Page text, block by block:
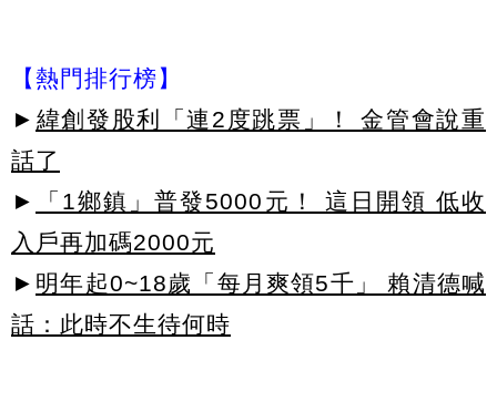
【熱門排行榜】
► 緯創發股利「連2度跳票」！ 金管會說重
話了
►
「1鄉鎮」普發5000元！ 這日開領 低收
入戶再加碼2000元
► 明年起0~18歲「每月爽領5千」 賴清德喊
話：此時不生待何時